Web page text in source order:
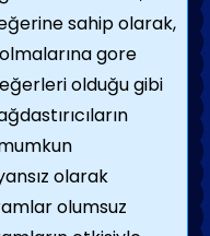
sahip olarak,
gore
olduğu gibi
olarak
olumsuz